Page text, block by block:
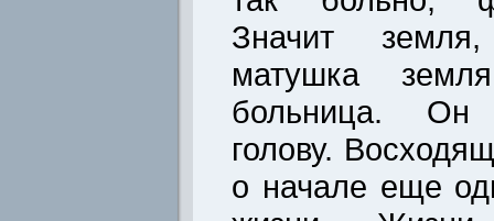
Значит
матушка
больница. Он
голову.
о начале еще